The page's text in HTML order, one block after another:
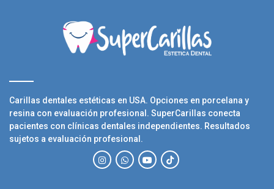
Carillas dentales estéticas en USA. Opciones en porcelana y
resina con evaluación profesional. SuperCarillas conecta
pacientes con clínicas dentales independientes. Resultados
sujetos a evaluación profesional.